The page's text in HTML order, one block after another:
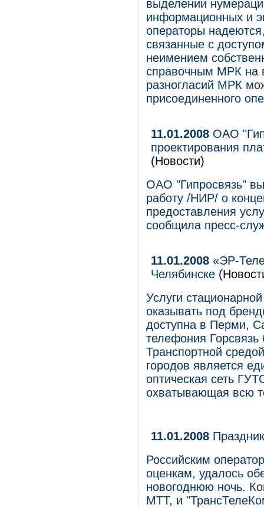
выделении
информационных и
операторы
связанные с
неимением
справочным МРК на
разногласий МРК
присоединенного
11.01.2008 ОАО
проектирования
(Новости)
ОАО "Гипросвязь"
работу /НИР/ о
предоставления
сообщила пресс-
11.01.2008 «ЭР-
Челябинске
Услуги
оказывать под
доступна в Перми,
телефония Горсвязь
Транспортной
городов является
оптическая сеть
охватывающая всю
11.01.2008
Российским
оценкам, удалось
новогоднюю ночь.
МТТ, и